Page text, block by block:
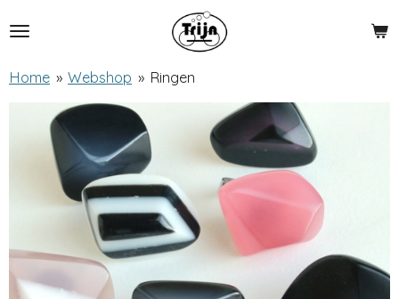
direct
de
hoofdinhoud
Home » Webshop » Ringen